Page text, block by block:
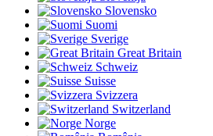
Slovensko
Suomi
Sverige
Great Britain
Schweiz
Suisse
Svizzera
Switzerland
Norge